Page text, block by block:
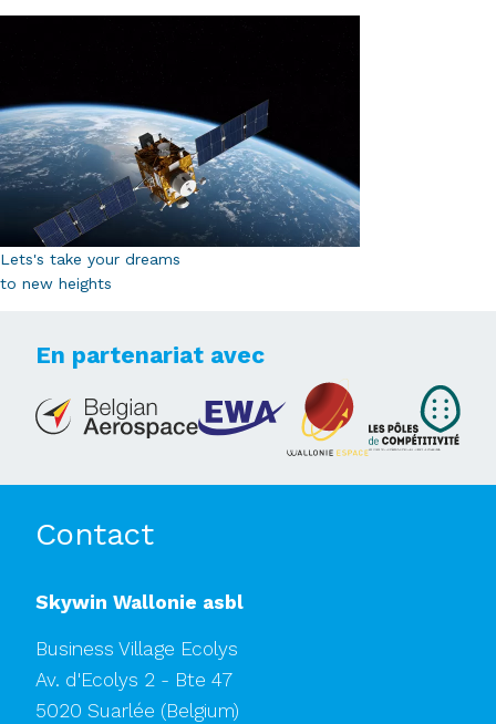
Lets's take your dreams
to new heights
En partenariat avec
Contact
Skywin Wallonie asbl
Business Village Ecolys
Av. d'Ecolys 2 - Bte 47
5020 Suarlée (Belgium)